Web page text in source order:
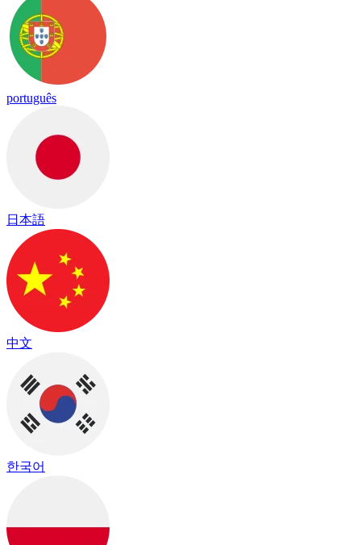
português
日本語
中文
한국어